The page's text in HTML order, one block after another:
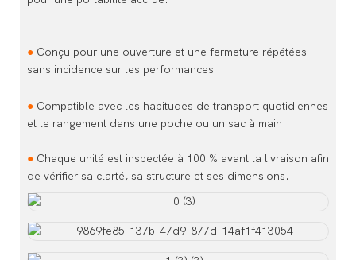
● Conçu pour une ouverture et une fermeture répétées
sans incidence sur les performances
● Compatible avec les habitudes de transport quotidiennes
et le rangement dans une poche ou un sac à main
● Chaque unité est inspectée à 100 % avant la livraison afin
de vérifier sa clarté, sa structure et ses dimensions.